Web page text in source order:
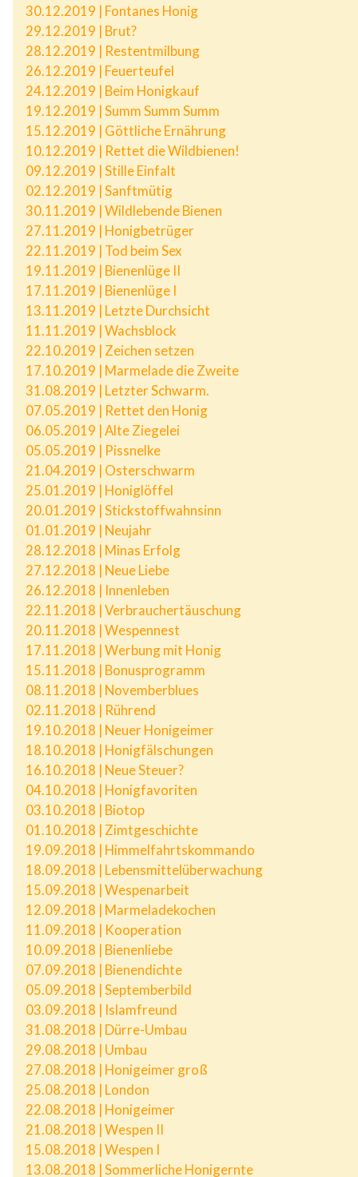
30.12.2019 | Fontanes Honig
29.12.2019 | Brut?
28.12.2019 | Restentmilbung
26.12.2019 | Feuerteufel
24.12.2019 | Beim Honigkauf
19.12.2019 | Summ Summ Summ
15.12.2019 | Göttliche Ernährung
10.12.2019 | Rettet die Wildbienen!
09.12.2019 | Stille Einfalt
02.12.2019 | Sanftmütig
30.11.2019 | Wildlebende Bienen
27.11.2019 | Honigbetrüger
22.11.2019 | Tod beim Sex
19.11.2019 | Bienenlüge II
17.11.2019 | Bienenlüge I
13.11.2019 | Letzte Durchsicht
11.11.2019 | Wachsblock
22.10.2019 | Zeichen setzen
17.10.2019 | Marmelade die Zweite
31.08.2019 | Letzter Schwarm.
07.05.2019 | Rettet den Honig
06.05.2019 | Alte Ziegelei
05.05.2019 | Pissnelke
21.04.2019 | Osterschwarm
25.01.2019 | Honiglöffel
20.01.2019 | Stickstoffwahnsinn
01.01.2019 | Neujahr
28.12.2018 | Minas Erfolg
27.12.2018 | Neue Liebe
26.12.2018 | Innenleben
22.11.2018 | Verbrauchertäuschung
20.11.2018 | Wespennest
17.11.2018 | Werbung mit Honig
15.11.2018 | Bonusprogramm
08.11.2018 | Novemberblues
02.11.2018 | Rührend
19.10.2018 | Neuer Honigeimer
18.10.2018 | Honigfälschungen
16.10.2018 | Neue Steuer?
04.10.2018 | Honigfavoriten
03.10.2018 | Biotop
01.10.2018 | Zimtgeschichte
19.09.2018 | Himmelfahrtskommando
18.09.2018 | Lebensmittelüberwachung
15.09.2018 | Wespenarbeit
12.09.2018 | Marmeladekochen
11.09.2018 | Kooperation
10.09.2018 | Bienenliebe
07.09.2018 | Bienendichte
05.09.2018 | Septemberbild
03.09.2018 | Islamfreund
31.08.2018 | Dürre-Umbau
29.08.2018 | Umbau
27.08.2018 | Honigeimer groß
25.08.2018 | London
22.08.2018 | Honigeimer
21.08.2018 | Wespen II
15.08.2018 | Wespen I
13.08.2018 | Sommerliche Honigernte